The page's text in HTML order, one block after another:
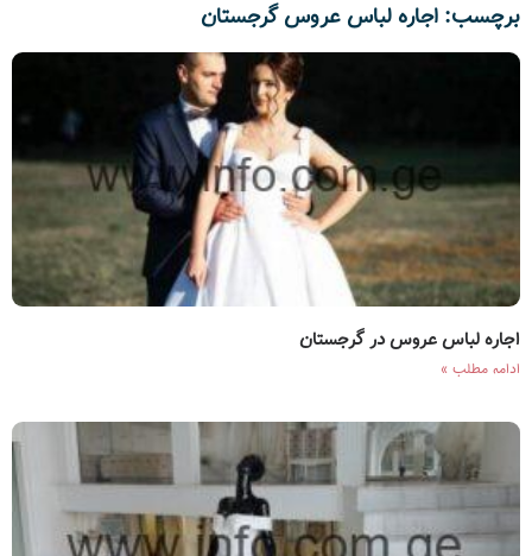
برچسب: اجاره لباس عروس گرجستان
اجاره لباس عروس در گرجستان
ادامه مطلب »